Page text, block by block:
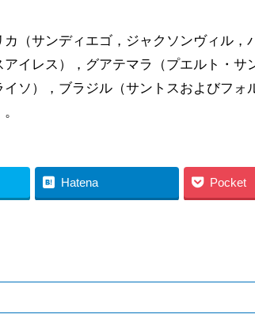
（サンディエゴ，ジャクソンヴィル，
イレス），グアテマラ（プエルト・サ
ソ），ブラジル（サントスおよびフォ
Hatena Pocket